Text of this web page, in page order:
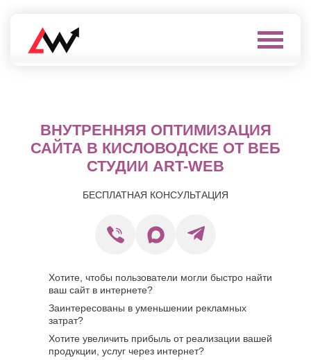
Выберите
город
Алушта
Альметьевск
Анапа
Архангельск
Батайск
Бахчисарай
Белгород
Березники
Благовещенск
Брянск
Нижнекамск
Нижний
Новгород
Новокуйбышевск
Новочебоксарск
Новый
Обнинск
Одинцово
ВНУТРЕННЯЯ ОПТИМИЗАЦИЯ
САЙТА В КИСЛОВОДСКЕ ОТ ВЕБ
СТУДИИ ART-WEB
БЕСПЛАТНАЯ КОНСУЛЬТАЦИЯ
Хотите, чтобы пользователи могли быстро найти
ваш сайт в интернете?
Заинтересованы в уменьшении рекламных
затрат?
Хотите увеличить прибыль от реализации вашей
продукции, услуг через интернет?